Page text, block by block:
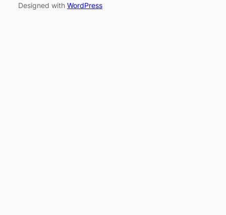
Designed with WordPress